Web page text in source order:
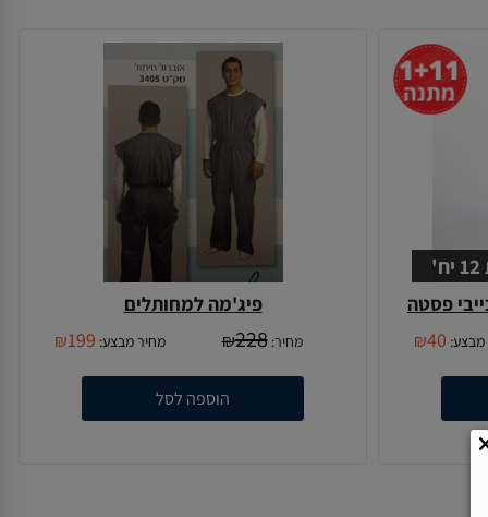
פסטה
מבצע: ₪40
פיג'מה למחותלים
מחיר: ₪228 מחיר מבצע: ₪199
הוספה לסל